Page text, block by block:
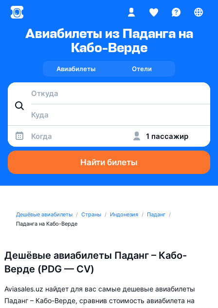
Авиабилеты из Паданга на
Кабо-Верде
Авиабилеты Отели
Когда 1 пассажир
Найти билеты
Дешёвые авиабилеты Страны Индонезия
Паданг
Паданга на Кабо-Верде
Дешёвые авиабилеты Паданг – Кабо-
Верде (PDG — CV)
Aviasales.uz найдет для вас самые дешевые авиабилеты
Паданг – Кабо-Верде, сравнив стоимость авиабилета на